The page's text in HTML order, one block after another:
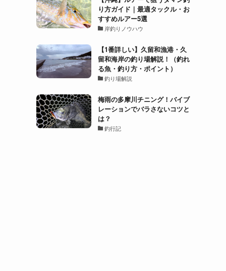
り方ガイド｜最適タックル・お
すすめルアー5選
岸釣りノウハウ
【1番詳しい】久留和漁港・久
留和海岸の釣り場解説！（釣れ
る魚・釣り方・ポイント）
釣り場解説
梅雨の多摩川チニング！バイブ
レーションでバラさないコツと
は？
釣行記